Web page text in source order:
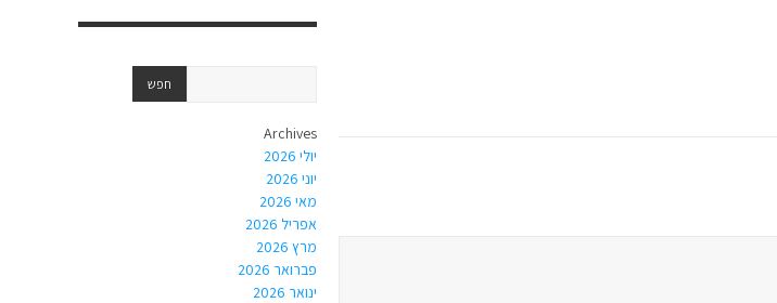
Archives
יולי 2026
יוני 2026
מאי 2026
אפריל 2026
מרץ 2026
פברואר 2026
ינואר 2026